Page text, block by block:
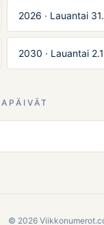
2026 · Lauantai
2030 · Lauantai
© 2026